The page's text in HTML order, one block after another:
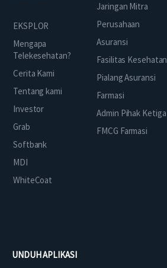
EKSPLOR
Mengapa
Telekesehatan?
Cerita Kami
Tentang kami
Investor
Grab
Softbank
MDI
WhiteCoat
Jaringan Mitra
Perusahaan
Asuransi
Fasilitas Kesehatan
Pialang Asuransi
Farmasi
Admin Pihak Ketiga
FMCG Farmasi
UNDUH APLIKASI